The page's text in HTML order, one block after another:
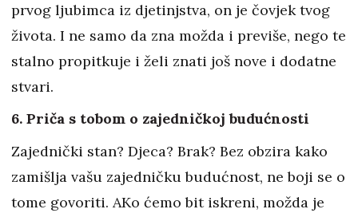
prvog ljubimca iz djetinjstva, on je čovjek tvog
života. I ne samo da zna možda i previše, nego te
stalno propitkuje i želi znati još nove i dodatne
stvari.
6. Priča s tobom o zajedničkoj budućnosti
Zajednički stan? Djeca? Brak? Bez obzira kako
zamišlja vašu zajedničku budućnost, ne boji se o
tome govoriti. AKo ćemo bit iskreni, možda je